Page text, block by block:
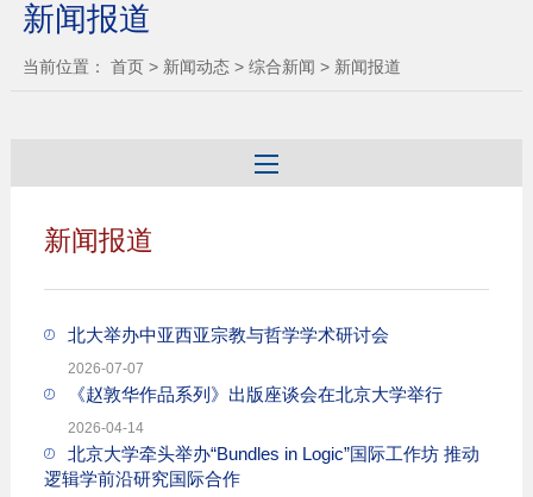
新闻报道
当前位置： 首页> 新闻动态> 综合新闻 > 新闻报道
新闻报道
北大举办中亚西亚宗教与哲学学术研讨会
2026-07-07
《赵敦华作品系列》出版座谈会在北京大学举行
2026-04-14
北京大学牵头举办“Bundles in Logic”国际工作坊 推动
逻辑学前沿研究国际合作